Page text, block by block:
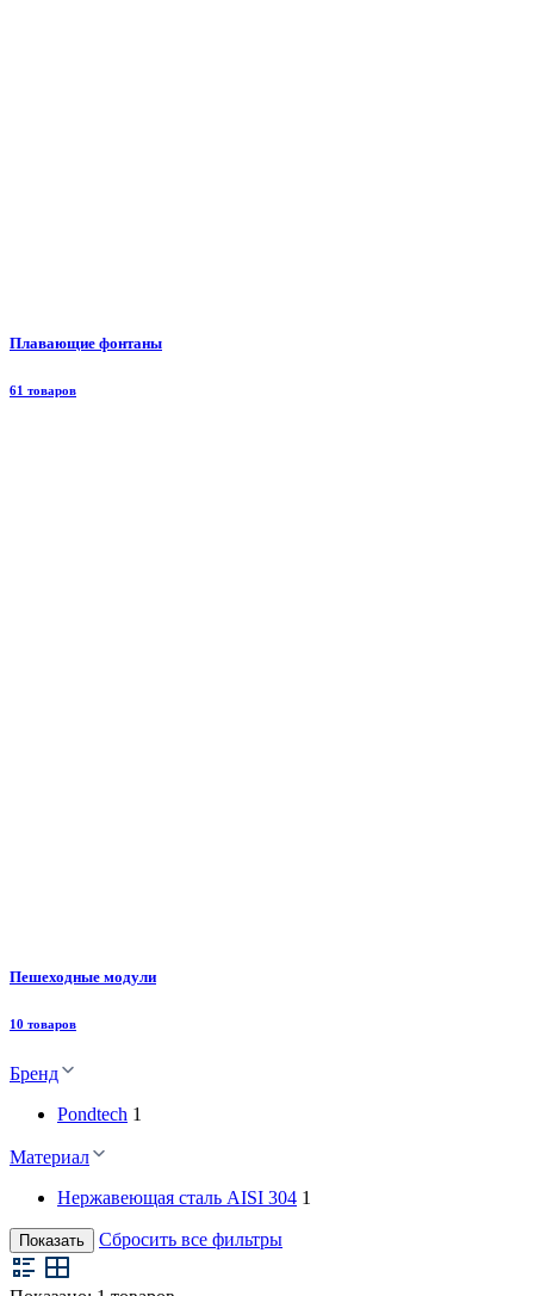
Плавающие фонтаны
61 товаров
Пешеходные модули
10 товаров
Бренд
Pondtech 1
Материал
Нержавеющая сталь AISI 304 1
Показать Сбросить все фильтры